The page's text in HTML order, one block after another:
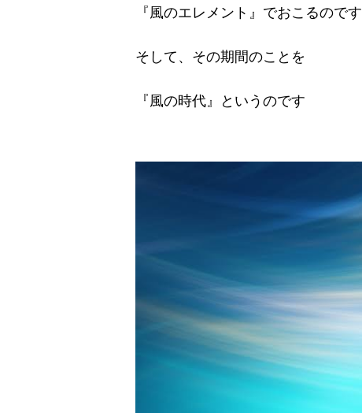
『風のエレメント』でおこるのです
そして、その期間のことを
『風の時代』というのです